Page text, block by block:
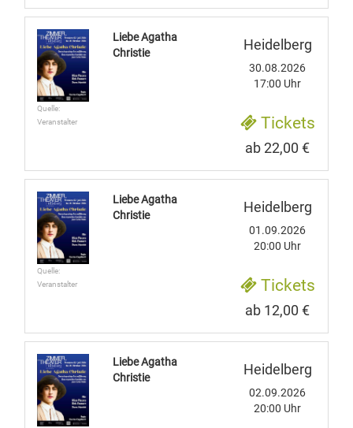
Quelle:
Veranstalter
Liebe Agatha
Christie
Heidelberg
30.08.2026
17:00 Uhr
Tickets
ab 22,00 €
Quelle:
Veranstalter
Liebe Agatha
Christie
Heidelberg
01.09.2026
20:00 Uhr
Tickets
ab 12,00 €
Liebe Agatha
Christie
Heidelberg
02.09.2026
20:00 Uhr